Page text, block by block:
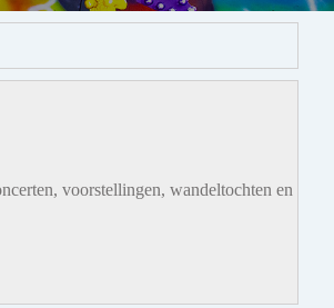
voorstellingen, wandeltochten en